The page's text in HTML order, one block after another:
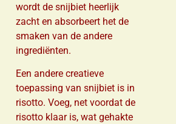
wordt de snijbiet heerlijk
zacht en absorbeert het de
smaken van de andere
ingrediënten.
Een andere creatieve
toepassing van snijbiet is in
risotto. Voeg, net voordat de
risotto klaar is, wat gehakte